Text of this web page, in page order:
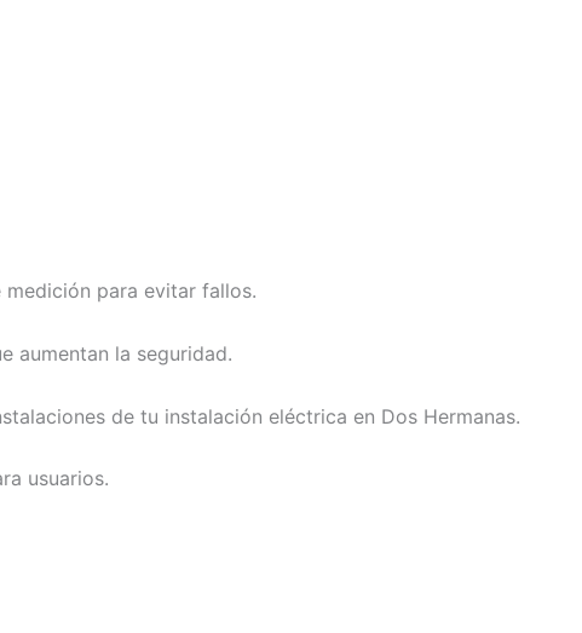
para evitar fallos.
aumentan la seguridad.
de tu instalación eléctrica en Dos Hermanas.
usuarios.